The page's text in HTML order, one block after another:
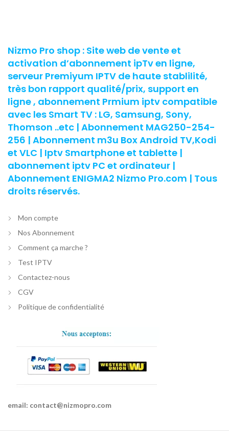
Nizmo Pro shop : Site web de vente et
activation d’abonnement ipTv en ligne,
serveur Premiyum IPTV de haute stablilité,
très bon rapport qualité/prix, support en
ligne , abonnement Prmium iptv compatible
avec les Smart TV : LG, Samsung, Sony,
Thomson ..etc | Abonnement MAG250-254-
256 | Abonnement m3u Box Android TV,Kodi
et VLC | Iptv Smartphone et tablette |
abonnement iptv PC et ordinateur |
Abonnement ENIGMA2 Nizmo Pro.com | Tous
droits réservés.
Mon compte
Nos Abonnement
Comment ça marche ?
Test IPTV
Contactez-nous
CGV
Politique de confidentialité
email: contact@nizmopro.com